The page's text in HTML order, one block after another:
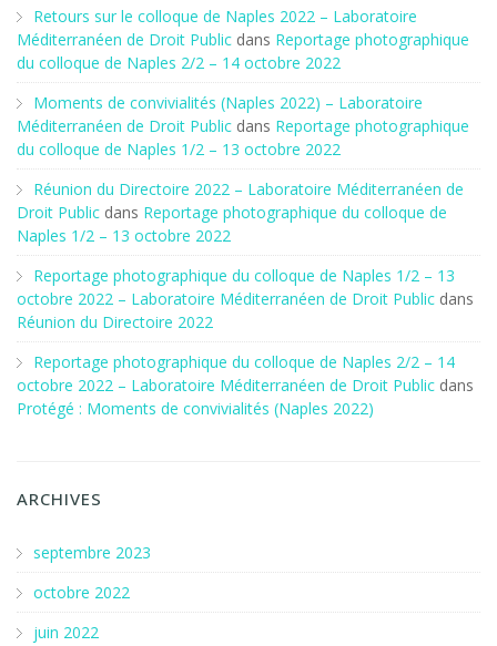
Retours sur le colloque de Naples 2022 – Laboratoire
Méditerranéen de Droit Public dans Reportage photographique
du colloque de Naples 2/2 – 14 octobre 2022
Moments de convivialités (Naples 2022) – Laboratoire
Méditerranéen de Droit Public dans Reportage photographique
du colloque de Naples 1/2 – 13 octobre 2022
Réunion du Directoire 2022 – Laboratoire Méditerranéen de
Droit Public dans Reportage photographique du colloque de
Naples 1/2 – 13 octobre 2022
Reportage photographique du colloque de Naples 1/2 – 13
octobre 2022 – Laboratoire Méditerranéen de Droit Public dans
Réunion du Directoire 2022
Reportage photographique du colloque de Naples 2/2 – 14
octobre 2022 – Laboratoire Méditerranéen de Droit Public dans
Protégé : Moments de convivialités (Naples 2022)
ARCHIVES
septembre 2023
octobre 2022
juin 2022